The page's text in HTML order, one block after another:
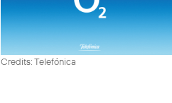
Credits: Telefónica